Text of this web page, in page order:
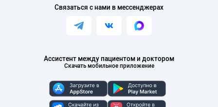
Ассистент между пациентом и доктором
Скачать мобильное приложение
Связаться с нами в мессенджерах